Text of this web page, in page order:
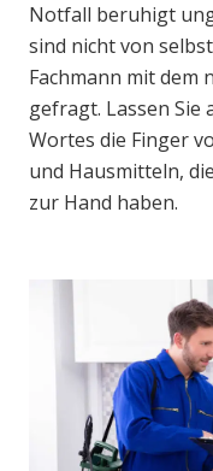
Notfall beruhigt
sind nicht von
Fachmann mit dem
gefragt. Lassen Sie
Wortes die Finger
und Hausmitteln,
zur Hand haben.